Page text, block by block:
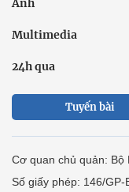
Multimedia
24h qua
Tuyến bài
Cơ quan chủ quản: Bộ
Số giấy phép: 146/